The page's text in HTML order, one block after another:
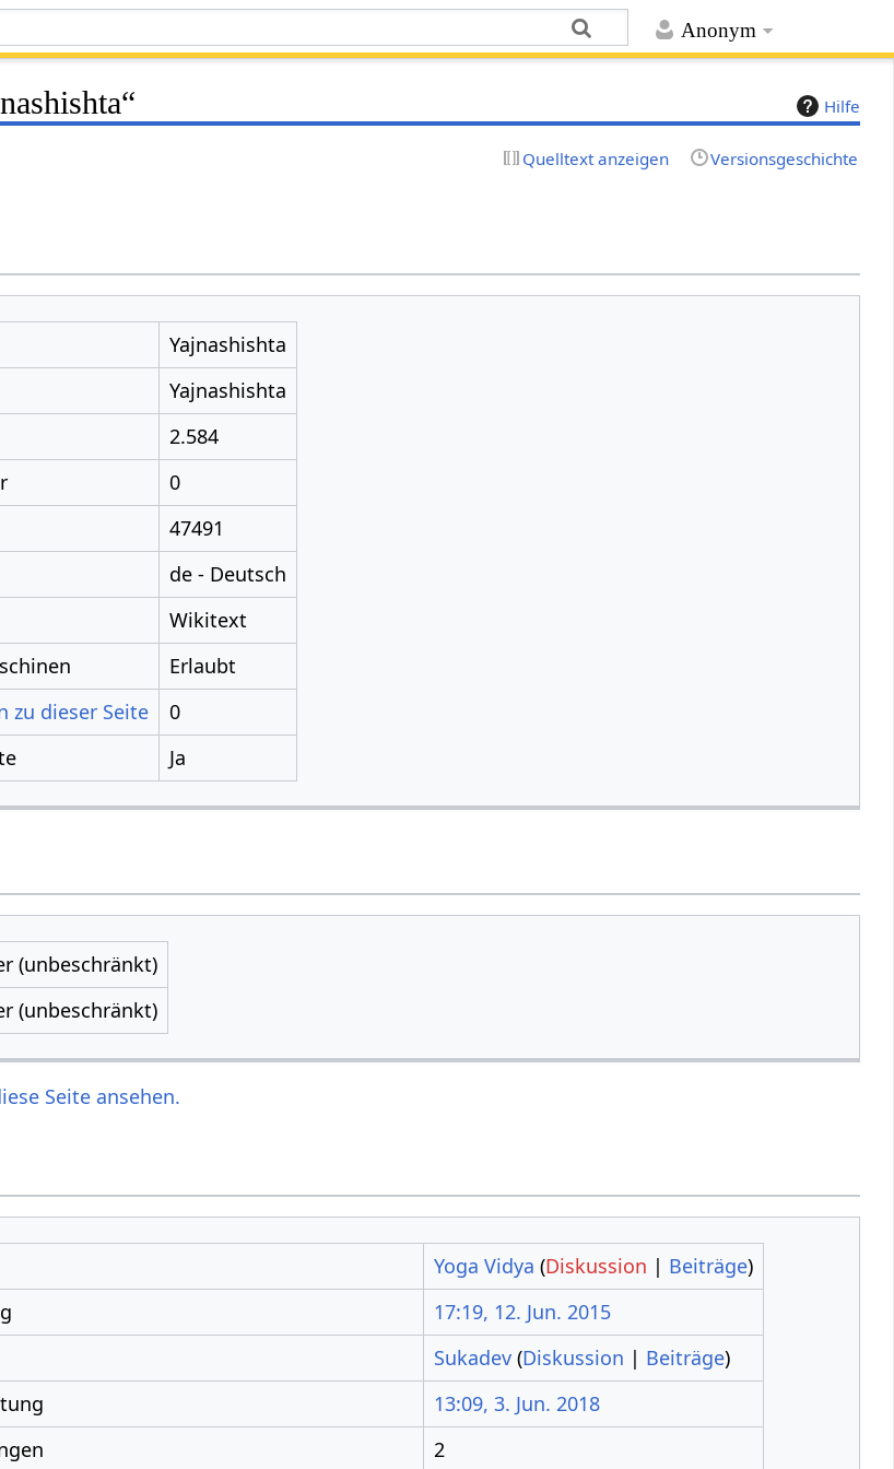
Anonym
Hilfe
Quelltext anzeigen Versionsgeschichte
Yajnashishta
Yajnashishta
2.584
0
47491
de - Deutsch
Wikitext
Erlaubt
zu dieser Seite
0
Ja
(unbeschränkt)
(unbeschränkt)
Seite ansehen.
Yoga Vidya (Diskussion | Beiträge)
17:19, 12. Jun. 2015
Sukadev (Diskussion | Beiträge)
13:09, 3. Jun. 2018
2